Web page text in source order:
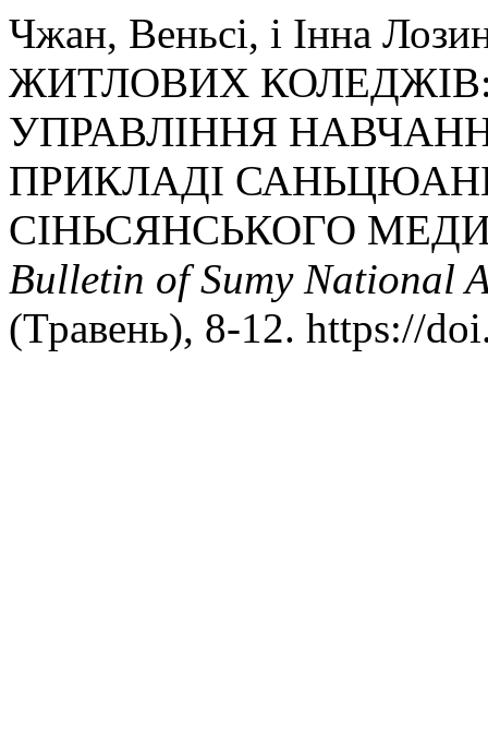
Чжан, Веньсі, і Інна
ЖИТЛОВИХ
УПРАВЛІННЯ
ПРИКЛАДІ
СІНЬСЯНСЬКОГО
Bulletin of Sumy National
(Травень), 8-12. https://